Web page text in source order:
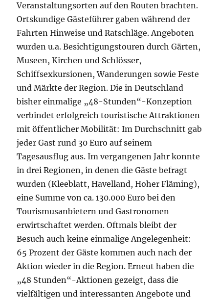
Veranstaltungsorten auf den Routen brachten.
Ortskundige Gästeführer gaben während der
Fahrten Hinweise und Ratschläge. Angeboten
wurden u.a. Besichtigungstouren durch Gärten,
Museen, Kirchen und Schlösser,
Schiffsexkursionen, Wanderungen sowie Feste
und Märkte der Region. Die in Deutschland
bisher einmalige „48-Stunden“-Konzeption
verbindet erfolgreich touristische Attraktionen
mit öffentlicher Mobilität: Im Durchschnitt gab
jeder Gast rund 30 Euro auf seinem
Tagesausflug aus. Im vergangenen Jahr konnte
in drei Regionen, in denen die Gäste befragt
wurden (Kleeblatt, Havelland, Hoher Fläming),
eine Summe von ca. 130.000 Euro bei den
Tourismusanbietern und Gastronomen
erwirtschaftet werden. Oftmals bleibt der
Besuch auch keine einmalige Angelegenheit:
65 Prozent der Gäste kommen auch nach der
Aktion wieder in die Region. Erneut haben die
„48 Stunden“-Aktionen gezeigt, dass die
vielfältigen und interessanten Angebote und